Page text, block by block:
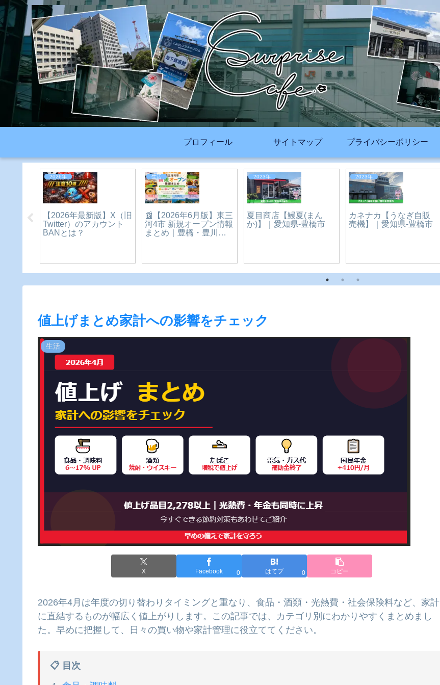
プロフィール サイトマップ プライバシーポリシー
2023年
夏だ！川だ！新城だ！
愛知県民の森で川遊び
を安全に！｜愛知県-新
2026年
豊橋祇園祭2026｜約
12,000発の打上花火
2026年
【牟呂町】Tome’s
Cafe(トメズカフェ)｜愛
2026年
値上げまとめ家計への影響をチェック
生活
X Facebook 0 はてブ 0 コピー
2026年4月は年度の切り替わりタイミングと重なり、食品・酒類・光熱費・社会保険料など、家計
に直結するものが幅広く値上がりします。この記事では、カテゴリ別にわかりやすくまとめまし
た。早めに把握して、日々の買い物や家計管理に役立ててください。
📋 目次